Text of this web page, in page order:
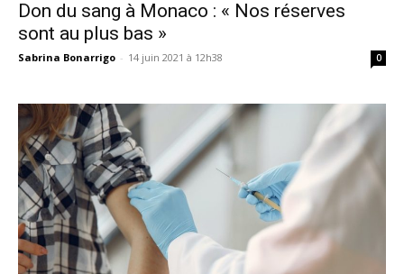
Don du sang à Monaco : « Nos réserves
sont au plus bas »
Sabrina Bonarrigo - 14 juin 2021 à 12h38 0